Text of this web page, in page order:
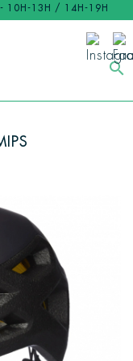
- 10H-13H / 14H-19H
search